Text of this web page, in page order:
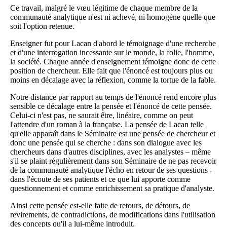
Ce travail, malgré le vœu légitime de chaque membre de la
communauté analytique n'est ni achevé, ni homogène quelle que
soit l'option retenue.
Enseigner fut pour Lacan d'abord le témoignage d'une recherche
et d'une interrogation incessante sur le monde, la folie, l'homme,
la société. Chaque année d'enseignement témoigne donc de cette
position de chercheur. Elle fait que l'énoncé est toujours plus ou
moins en décalage avec la réflexion, comme la tortue de la fable.
Notre distance par rapport au temps de l'énoncé rend encore plus
sensible ce décalage entre la pensée et l'énoncé de cette pensée.
Celui-ci n'est pas, ne saurait être, linéaire, comme on peut
l'attendre d'un roman à la française. La pensée de Lacan telle
qu'elle apparaît dans le Séminaire est une pensée de chercheur et
donc une pensée qui se cherche : dans son dialogue avec les
chercheurs dans d'autres disciplines, avec les analystes – même
s'il se plaint régulièrement dans son Séminaire de ne pas recevoir
de la communauté analytique l'écho en retour de ses questions -
dans l'écoute de ses patients et ce que lui apporte comme
questionnement et comme enrichissement sa pratique d'analyste.
Ainsi cette pensée est-elle faite de retours, de détours, de
revirements, de contradictions, de modifications dans l'utilisation
des concepts qu'il a lui-même introduit.